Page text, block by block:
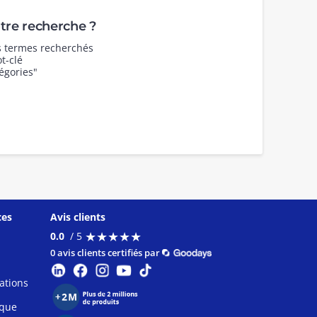
recherche ?
recherchés
clé
Avis clients
0.0 / 5 ★★★★★
★★★★★
0 avis clients certifiés par